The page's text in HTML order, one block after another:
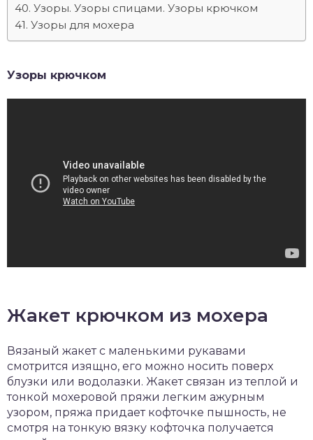
Узоры. Узоры спицами. Узоры крючком
Узоры для мохера
Узоры крючком
Жакет крючком из мохера
Вязаный жакет с маленькими рукавами
смотрится изящно, его можно носить поверх
блузки или водолазки. Жакет связан из теплой и
тонкой мохеровой пряжи легким ажурным
узором, пряжа придает кофточке пышность, не
смотря на тонкую вязку кофточка получается